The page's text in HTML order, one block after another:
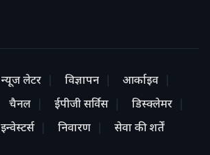
न्यूज लेटर विज्ञापन
आर्काइव
चैनल ईपीजी सर्विस
डिस्क्लेमर
इन्वेस्टर्स निवारण सेवा की शर्तें